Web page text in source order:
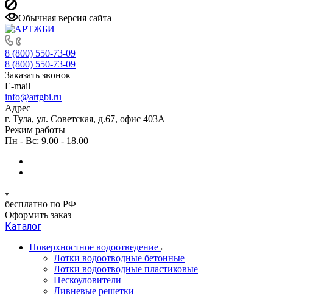
Обычная версия сайта
8 (800) 550-73-09
8 (800) 550-73-09
Заказать звонок
E-mail
info@artgbi.ru
Адрес
г. Тула, ул. Советская, д.67, офис 403А
Режим работы
Пн - Вс: 9.00 - 18.00
бесплатно по РФ
Оформить заказ
Каталог
Поверхностное водоотведение
Лотки водоотводные бетонные
Лотки водоотводные пластиковые
Пескоуловители
Ливневые решетки